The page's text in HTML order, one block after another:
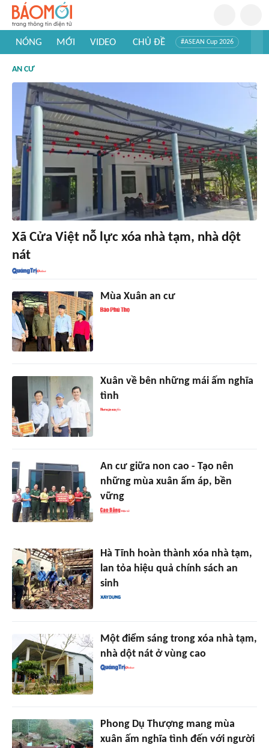
NÓNG MỚI VIDEO CHỦ ĐỀ #ASEAN Cup 2026
#Khám phá thế giới
AN CƯ
Xã Cửa Việt nỗ lực xóa nhà tạm, nhà dột
nát
Mùa Xuân an cư
Xuân về bên những mái ấm nghĩa
tình
An cư giữa non cao - Tạo nên
những mùa xuân ấm áp, bền
vững
Hà Tĩnh hoàn thành xóa nhà tạm,
lan tỏa hiệu quả chính sách an
sinh
Một điểm sáng trong xóa nhà tạm,
nhà dột nát ở vùng cao
Phong Dụ Thượng mang mùa
xuân ấm nghĩa tình đến với người